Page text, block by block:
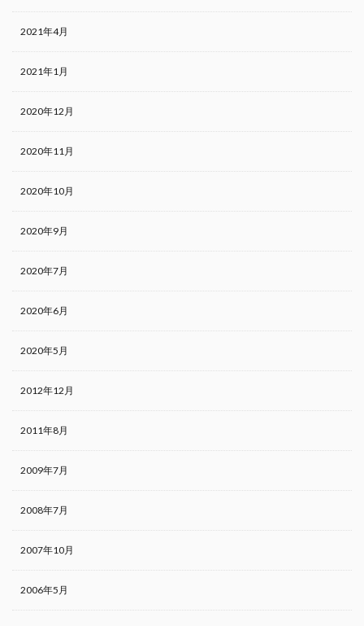
2021年4月
2021年1月
2020年12月
2020年11月
2020年10月
2020年9月
2020年7月
2020年6月
2020年5月
2012年12月
2011年8月
2009年7月
2008年7月
2007年10月
2006年5月